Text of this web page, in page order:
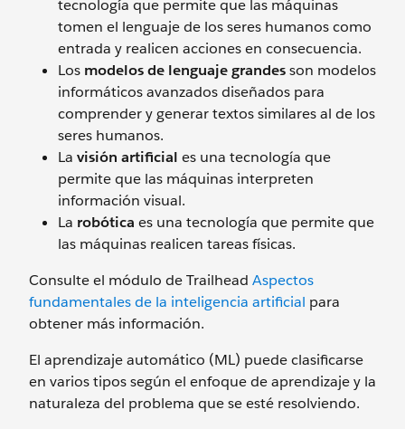
tecnología que permite que las máquinas
tomen el lenguaje de los seres humanos como
entrada y realicen acciones en consecuencia.
Los modelos de lenguaje grandesson modelos
informáticos avanzados diseñados para
comprender y generar textos similares al de los
seres humanos.
La visión artificial es una tecnología que
permite que las máquinas interpreten
información visual.
La robótica es una tecnología que permite que
las máquinas realicen tareas físicas.
Consulte el módulo de Trailhead Aspectos
fundamentales de la inteligencia artificial para
obtener más información.
El aprendizaje automático (ML) puede clasificarse
en varios tipos según el enfoque de aprendizaje y la
naturaleza del problema que se esté resolviendo.